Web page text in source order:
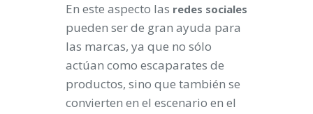
En este aspecto las redes sociales
pueden ser de gran ayuda para
las marcas, ya que no sólo
actúan como escaparates de
productos, sino que también se
convierten en el escenario en el